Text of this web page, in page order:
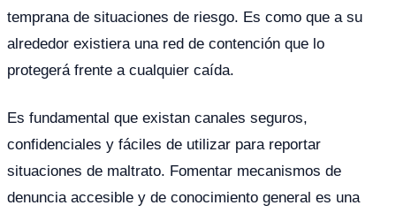
temprana de situaciones de riesgo. Es como que a su
alrededor existiera una red de contención que lo
protegerá frente a cualquier caída.
Es fundamental que existan canales seguros,
confidenciales y fáciles de utilizar para reportar
situaciones de maltrato. Fomentar mecanismos de
denuncia accesible y de conocimiento general es una